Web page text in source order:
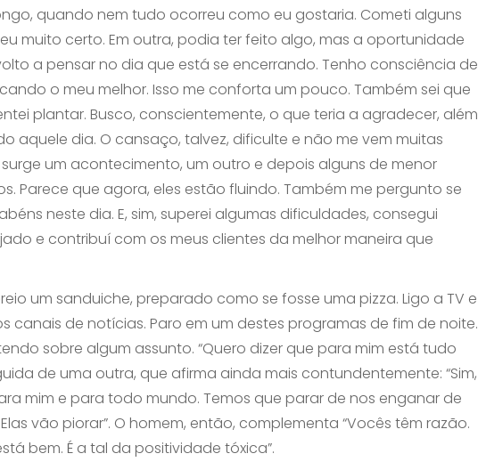
quando nem tudo ocorreu como eu gostaria. Cometi alguns
muito certo. Em outra, podia ter feito algo, mas a oportunidade
a pensar no dia que está se encerrando. Tenho consciência de
o meu melhor. Isso me conforta um pouco. Também sei que
plantar. Busco, conscientemente, o que teria a agradecer, além
aquele dia. O cansaço, talvez, dificulte e não me vem muitas
um acontecimento, um outro e depois alguns de menor
Parece que agora, eles estão fluindo. Também me pergunto se
neste dia. E, sim, superei algumas dificuldades, consegui
e contribuí com os meus clientes da melhor maneira que
um sanduiche, preparado como se fosse uma pizza. Ligo a TV e
canais de notícias. Paro em um destes programas de fim de noite.
sobre algum assunto. “Quero dizer que para mim está tudo
de uma outra, que afirma ainda mais contundentemente: “Sim,
mim e para todo mundo. Temos que parar de nos enganar de
vão piorar”. O homem, então, complementa “Vocês têm razão.
bem. É a tal da positividade tóxica”.